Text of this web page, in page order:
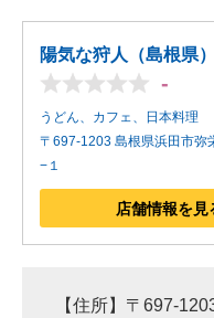
陽気な狩人（島根県）
-
うどん、カフェ、日本料理
〒697-1203 島根県浜田市弥
−１
店舗情報を見
【住所】〒697-